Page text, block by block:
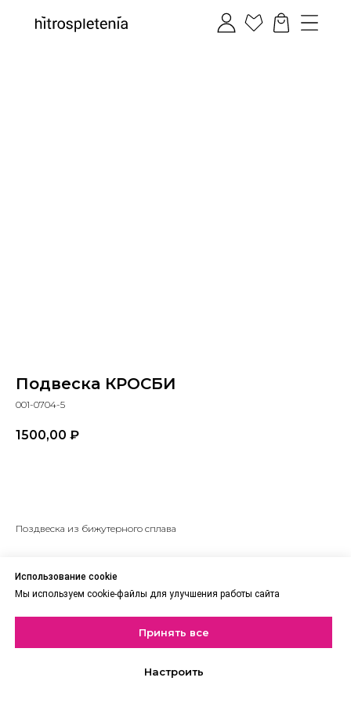
Использование cookie
Мы используем cookie-файлы для улучшения работы сайта
Принять все
Настроить
Подвеска КРОСБИ
001-0704-5
1500,00 ₽
Поздвеска из бижутерного сплава